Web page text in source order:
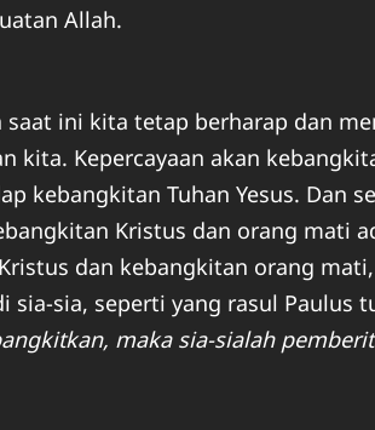
Allah.
ini kita tetap berharap dan
kita. Kepercayaan akan
kebangkitan Tuhan Yesus. Dan
Kristus dan orang mati
dan kebangkitan orang
sia, seperti yang rasul Paulus
maka sia-sialah